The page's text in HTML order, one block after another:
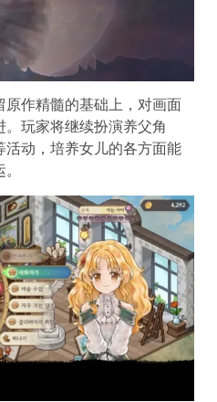
作精髓的基础上，对画面
玩家将继续扮演养父角
动，培养女儿的各方面能